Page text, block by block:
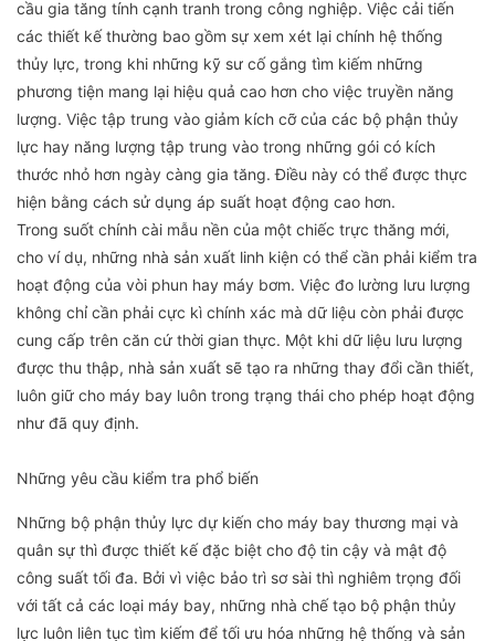
cầu gia tăng tính cạnh tranh trong công nghiệp. Việc cải tiến
các thiết kế thường bao gồm sự xem xét lại chính hệ thống
thủy lực, trong khi những kỹ sư cố gắng tìm kiếm những
phương tiện mang lại hiệu quả cao hơn cho việc truyền năng
lượng. Việc tập trung vào giảm kích cỡ của các bộ phận thủy
lực hay năng lượng tập trung vào trong những gói có kích
thước nhỏ hơn ngày càng gia tăng. Điều này có thể được thực
hiện bằng cách sử dụng áp suất hoạt động cao hơn.
Trong suốt chính cài mẫu nền của một chiếc trực thăng mới,
cho ví dụ, những nhà sản xuất linh kiện có thể cần phải kiểm tra
hoạt động của vòi phun hay máy bơm. Việc đo lường lưu lượng
không chỉ cần phải cực kì chính xác mà dữ liệu còn phải được
cung cấp trên căn cứ thời gian thực. Một khi dữ liệu lưu lượng
được thu thập, nhà sản xuất sẽ tạo ra những thay đổi cần thiết,
luôn giữ cho máy bay luôn trong trạng thái cho phép hoạt động
như đã quy định.
Những yêu cầu kiểm tra phổ biến
Những bộ phận thủy lực dự kiến cho máy bay thương mại và
quân sự thì được thiết kế đặc biệt cho độ tin cậy và mật độ
công suất tối đa. Bởi vì việc bảo trì sơ sài thì nghiêm trọng đối
với tất cả các loại máy bay, những nhà chế tạo bộ phận thủy
lực luôn liên tục tìm kiếm để tối ưu hóa những hệ thống và sản